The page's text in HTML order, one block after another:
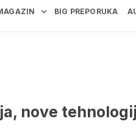
BIG PREPORUKA
nove